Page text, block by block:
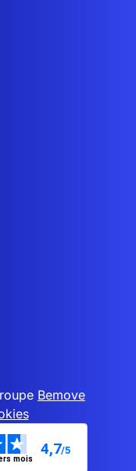
Bemove
mois
4,7/5